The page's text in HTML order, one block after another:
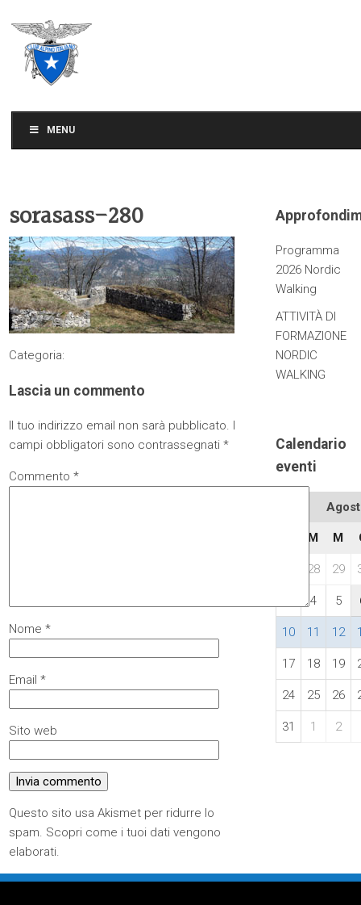
MENU
sorasass-280
Categoria:
Lascia un commento
Il tuo indirizzo email non sarà pubblicato. I
campi obbligatori sono contrassegnati*
Commento*
Nome*
Email*
Sito web
Questo sito usa Akismet per ridurre lo
spam. Scopri come i tuoi dati vengono
elaborati.
Programma
2026 Nordic
Walking
ATTIVITÀ DI
FORMAZIONE
NORDIC
WALKING
Calendario
eventi
M M
28 29
4 5
10 11 12
17 18 19
24 25 26
31 1 2